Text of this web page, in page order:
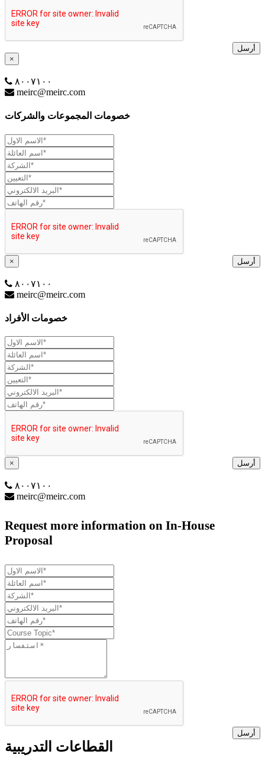
أرسل
×
٨٠٠٧١٠٠
meirc@meirc.com
خصومات المجموعات والشركات
أرسل ×
٨٠٠٧١٠٠
meirc@meirc.com
خصومات الأفراد
أرسل ×
٨٠٠٧١٠٠
meirc@meirc.com
Request more information on In-House
Proposal
أرسل
القطاعات التدريبية